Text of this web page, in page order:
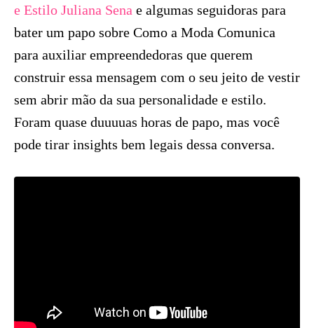
e Estilo Juliana Sena e algumas seguidoras para
bater um papo sobre Como a Moda Comunica
para auxiliar empreendedoras que querem
construir essa mensagem com o seu jeito de vestir
sem abrir mão da sua personalidade e estilo.
Foram quase duuuuas horas de papo, mas você
pode tirar insights bem legais dessa conversa.